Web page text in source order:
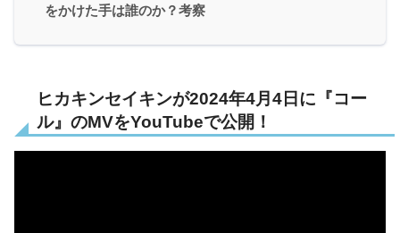
をかけた手は誰のか？考察
ヒカキンセイキンが2024年4月4日に『コー
ル』のMVをYouTubeで公開！